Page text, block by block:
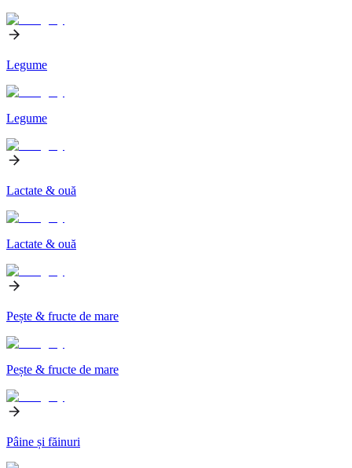
Legume
Legume
Lactate & ouă
Lactate & ouă
Pește & fructe de mare
Pește & fructe de mare
Pâine și făinuri